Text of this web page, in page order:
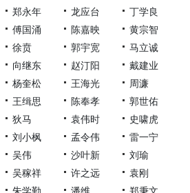
郑永年 龙应台
丁学良
傅国涌 陈嘉映
黄宗智
徐贲 郭宇宽
马立诚
向继东 赵汀阳
戴建业
杨奎松 王海光
周濂
王缉思 陈奉孝
郭世佑
狄马 袁伟时
史啸虎
刘小枫 孟令伟
雷一宁
吴伟 沙叶新
刘瑜
吴稼祥 许之远
袁刚